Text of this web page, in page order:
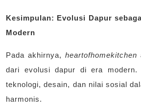
Kesimpulan: Evolusi Dapur
Modern
Pada akhirnya, heartofhomekitchen
dari evolusi dapur di era modern.
teknologi, desain, dan nilai sosial
harmonis.